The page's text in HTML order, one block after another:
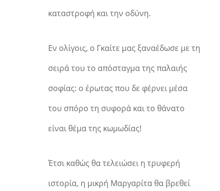
καταστροφή και την οδύνη.
Εν ολίγοις, ο Γκαίτε μας ξαναέδωσε με τη
σειρά του το απόσταγμα της παλαιής
σοφίας: ο έρωτας που δε φέρνει μέσα
του σπόρο τη συφορά και το θάνατο
είναι θέμα της κωμωδίας!
Έτσι καθώς θα τελειώσει η τρυφερή
ιστορία, η μικρή Μαργαρίτα θα βρεθεί